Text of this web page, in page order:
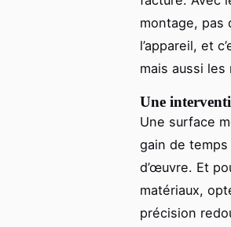
montage, pas
l’appareil, et
mais aussi
Une
Une surface
gain de
d’œuvre. Et
matériaux,
précision